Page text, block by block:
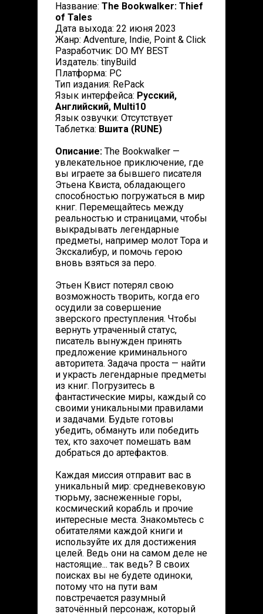
Название: The Bookwalker: Thief
of Tales
Дата выхода: 22 июня 2023
Жанр: Adventure, Indie, Point & Click
Разработчик: DO MY BEST
Издатель: tinyBuild
Платформа: PC
Тип издания: RePack
Язык интерфейса: Русский,
Английский, Multi10
Язык озвучки: Отсутствует
Таблетка: Вшита (RUNE)
Описание: The Bookwalker —
увлекательное приключение, где
вы играете за бывшего писателя
Этьена Квиста, обладающего
способностью погружаться в мир
книг. Перемещайтесь между
реальностью и страницами, чтобы
выкрадывать легендарные
предметы, например молот Тора и
Экскалибур, и помочь герою
вновь взяться за перо.
Этьен Квист потерял свою
возможность творить, когда его
осудили за совершение
зверского преступления. Чтобы
вернуть утраченный статус,
писатель вынужден принять
предложение криминального
авторитета. Задача проста — найти
и украсть легендарные предметы
из книг. Погрузитесь в
фантастические миры, каждый со
своими уникальными правилами
и задачами. Будьте готовы
убедить, обмануть или победить
тех, кто захочет помешать вам
добраться до артефактов.
Каждая миссия отправит вас в
уникальный мир: средневековую
тюрьму, заснеженные горы,
космический корабль и прочие
интересные места. Знакомьтесь с
обитателями каждой книги и
используйте их для достижения
целей. Ведь они на самом деле не
настоящие... так ведь? В своих
поисках вы не будете одиноки,
потому что на пути вам
повстречается разумный
заточённый персонаж, который